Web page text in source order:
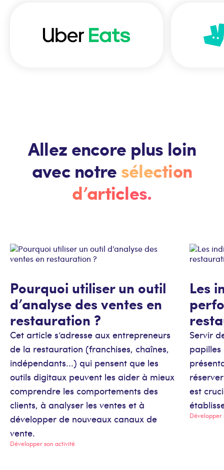
Allez encore plus loin
avec notresélection
d’articles.
Pourquoi utiliser un outil
d’analyse des ventes en
restauration ?
Cet article s’adresse aux entrepreneurs
de la restauration (franchises, chaînes,
indépendants...) qui pensent que les
outils digitaux peuvent les aider à mieux
comprendre les comportements des
clients, à analyser les ventes et à
développer de nouveaux canaux de
vente.
Développer son activité
Les
Servir
papilles
est
Développer